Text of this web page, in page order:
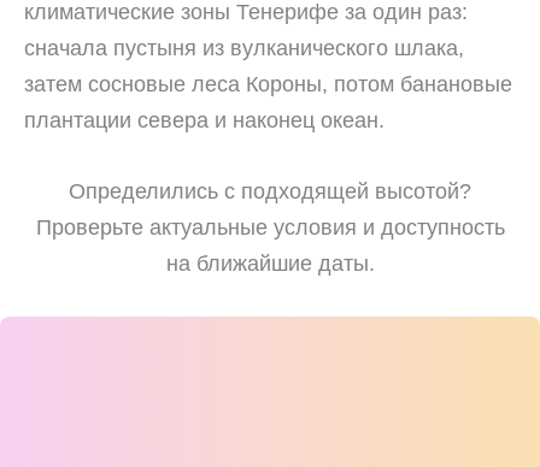
климатические зоны Тенерифе за один раз:
сначала пустыня из вулканического шлака,
затем сосновые леса Короны, потом банановые
плантации севера и наконец океан.
Определились с подходящей высотой?
Проверьте актуальные условия и доступность
на ближайшие даты.